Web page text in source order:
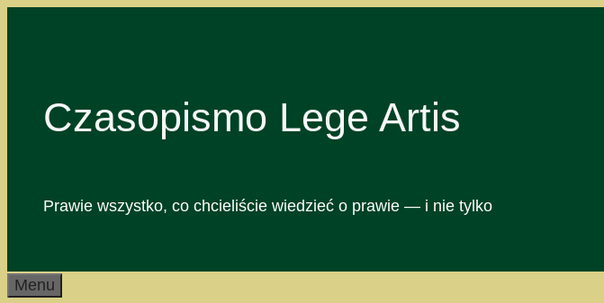
Czasopismo Lege Artis
Prawie wszystko, co chcieliście wiedzieć o prawie — i nie tylko
Menu